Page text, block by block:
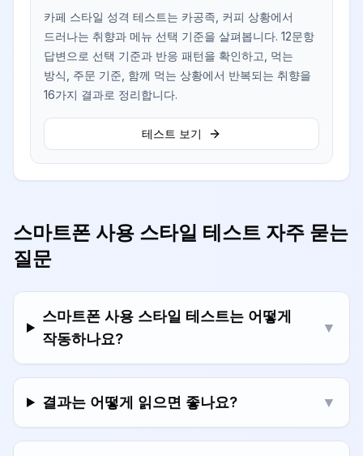
카페 스타일 성격 테스트는 카공족, 커피 상황에서
드러나는 취향과 메뉴 선택 기준을 살펴봅니다. 12문항
답변으로 선택 기준과 반응 패턴을 확인하고, 먹는
방식, 주문 기준, 함께 먹는 상황에서 반복되는 취향을
16가지 결과로 정리합니다.
테스트 보기
스마트폰 사용 스타일 테스트 자주 묻는
질문
스마트폰 사용 스타일 테스트는 어떻게
작동하나요?
▼
결과는 어떻게 읽으면 좋나요? ▼